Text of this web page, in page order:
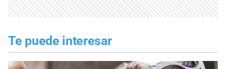
Te puede interesar